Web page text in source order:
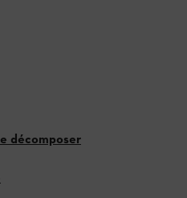
décomposer